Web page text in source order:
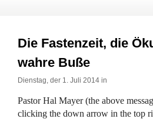
Die Fastenzeit, die
wahre Buße
Dienstag, der 1. Juli 2014 in
Pastor Hal Mayer (the above
clicking the down arrow in the top